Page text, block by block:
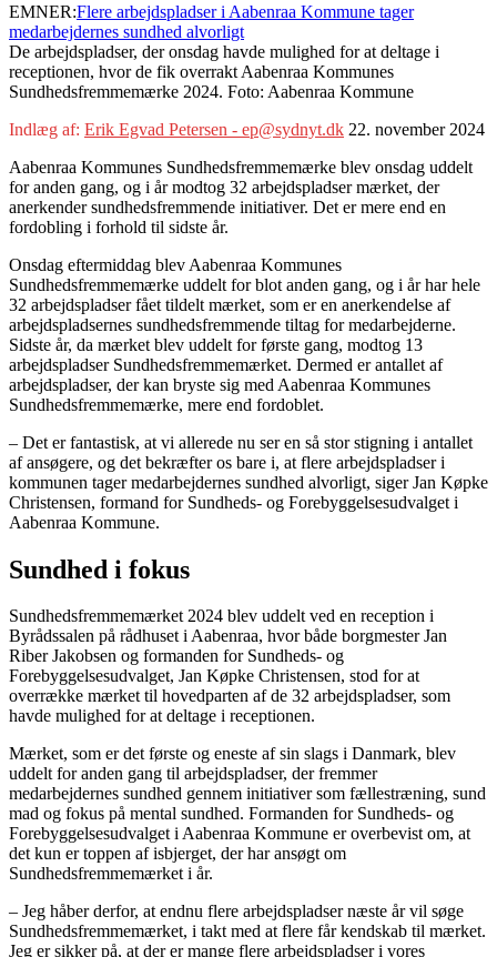
EMNER:Flere arbejdspladser i Aabenraa Kommune tager
medarbejdernes sundhed alvorligt
De arbejdspladser, der onsdag havde mulighed for at deltage i
receptionen, hvor de fik overrakt Aabenraa Kommunes
Sundhedsfremmemærke 2024. Foto: Aabenraa Kommune
Indlæg af: Erik Egvad Petersen - ep@sydnyt.dk 22. november 2024
Aabenraa Kommunes Sundhedsfremmemærke blev onsdag uddelt
for anden gang, og i år modtog 32 arbejdspladser mærket, der
anerkender sundhedsfremmende initiativer. Det er mere end en
fordobling i forhold til sidste år.
Onsdag eftermiddag blev Aabenraa Kommunes
Sundhedsfremmemærke uddelt for blot anden gang, og i år har hele
32 arbejdspladser fået tildelt mærket, som er en anerkendelse af
arbejdspladsernes sundhedsfremmende tiltag for medarbejderne.
Sidste år, da mærket blev uddelt for første gang, modtog 13
arbejdspladser Sundhedsfremmemærket. Dermed er antallet af
arbejdspladser, der kan bryste sig med Aabenraa Kommunes
Sundhedsfremmemærke, mere end fordoblet.
– Det er fantastisk, at vi allerede nu ser en så stor stigning i antallet
af ansøgere, og det bekræfter os bare i, at flere arbejdspladser i
kommunen tager medarbejdernes sundhed alvorligt, siger Jan Køpke
Christensen, formand for Sundheds- og Forebyggelsesudvalget i
Aabenraa Kommune.
Sundhed i fokus
Sundhedsfremmemærket 2024 blev uddelt ved en reception i
Byrådssalen på rådhuset i Aabenraa, hvor både borgmester Jan
Riber Jakobsen og formanden for Sundheds- og
Forebyggelsesudvalget, Jan Køpke Christensen, stod for at
overrække mærket til hovedparten af de 32 arbejdspladser, som
havde mulighed for at deltage i receptionen.
Mærket, som er det første og eneste af sin slags i Danmark, blev
uddelt for anden gang til arbejdspladser, der fremmer
medarbejdernes sundhed gennem initiativer som fællestræning, sund
mad og fokus på mental sundhed. Formanden for Sundheds- og
Forebyggelsesudvalget i Aabenraa Kommune er overbevist om, at
det kun er toppen af isbjerget, der har ansøgt om
Sundhedsfremmemærket i år.
– Jeg håber derfor, at endnu flere arbejdspladser næste år vil søge
Sundhedsfremmemærket, i takt med at flere får kendskab til mærket.
Jeg er sikker på, at der er mange flere arbejdspladser i vores